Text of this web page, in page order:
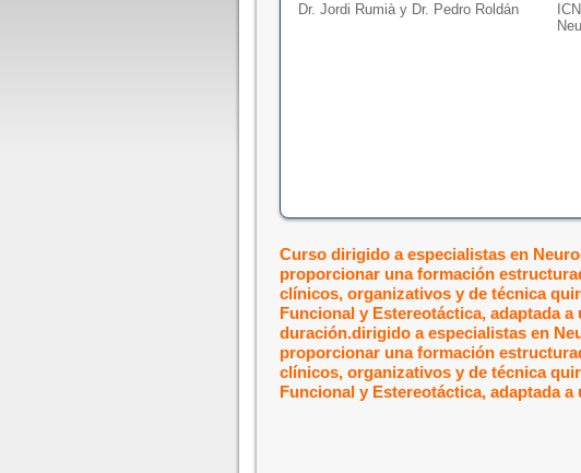
Dr. Jordi Rumià y Dr. Pedro Roldán
Curso dirigido a especialistas en
proporcionar una formación
clínicos, organizativos y de técnica
Funcional y Estereotáctica, adaptada
duración.dirigido a especialistas en
proporcionar una formación
clínicos, organizativos y de técnica
Funcional y Estereotáctica, adaptada